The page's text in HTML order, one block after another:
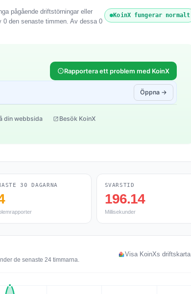
pågående driftstörningar eller
0 den senaste timmen. Av dessa 0
KoinX fungerar normalt
Rapportera ett problem med KoinX
Öppna →
din webbsida Besök KoinX
30 DAGARNA SVARSTID
196.14
Millisekunder
de senaste 24 timmarna.
Visa KoinXs driftskarta